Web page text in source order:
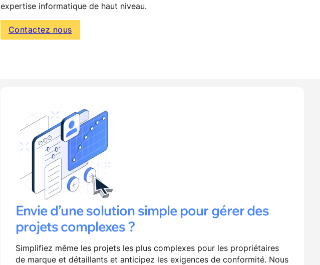
expertise informatique de haut niveau.
Contactez nous
Envie d’une solution simple pour gérer des
projets complexes ?
Simplifiez même les projets les plus complexes pour les propriétaires
de marque et détaillants et anticipez les exigences de conformité. Nous